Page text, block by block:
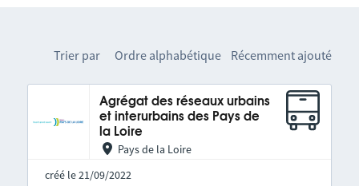
Trier par Ordre alphabétique Récemment ajouté
Agrégat des réseaux urbains
et interurbains des Pays de
la Loire
Pays de la Loire
créé le 21/09/2022